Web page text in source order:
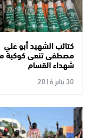
كتائب الشهيد أبو علي
مصطفى تنعى كوكبة
شهداء القسام
30 يناير 2016